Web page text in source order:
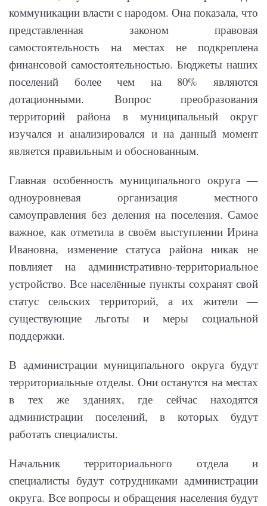
коммуникации власти с народом. Она показала, что
представленная законом правовая
самостоятельность на местах не подкреплена
финансовой самостоятельностью. Бюджеты наших
поселений более чем на 80% являются
дотационными. Вопрос преобразования
территорий района в муниципальный округ
изучался и анализировался и на данный момент
является правильным и обоснованным.
Главная особенность муниципального округа —
одноуровневая организация местного
самоуправления без деления на поселения. Самое
важное, как отметила в своём выступлении Ирина
Ивановна, изменение статуса района никак не
повлияет на административно-территориальное
устройство. Все населённые пункты сохранят свой
статус сельских территорий, а их жители —
существующие льготы и меры социальной
поддержки.
В администрации муниципального округа будут
территориальные отделы. Они останутся на местах
в тех же зданиях, где сейчас находятся
администрации поселений, в которых будут
работать специалисты.
Начальник территориального отдела и
специалисты будут сотрудниками администрации
округа. Все вопросы и обращения населения будут